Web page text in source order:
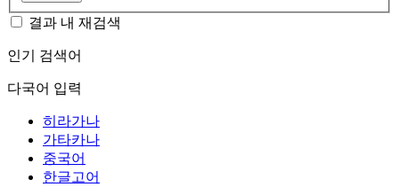
결과 내 재검색
인기 검색어
다국어 입력
히라가나
가타카나
중국어
한글고어